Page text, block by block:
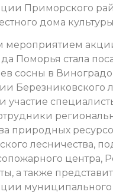
Приморского
дома
мероприятием
Поморья стала
сосны в
Березниковского
участие
природных
лесничества,
центра,
а также